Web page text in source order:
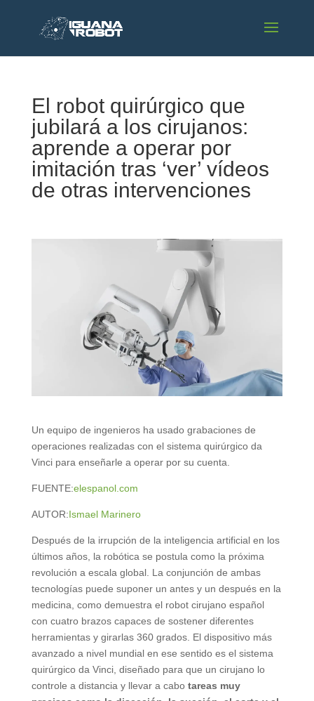
El robot quirúrgico que
jubilará a los cirujanos:
aprende a operar por
imitación tras ‘ver’ vídeos
de otras intervenciones
Un equipo de ingenieros ha usado grabaciones de
operaciones realizadas con el sistema quirúrgico da
Vinci para enseñarle a operar por su cuenta.
FUENTE:elespanol.com
AUTOR:Ismael Marinero
Después de la irrupción de la inteligencia artificial en los
últimos años, la robótica se postula como la próxima
revolución a escala global. La conjunción de ambas
tecnologías puede suponer un antes y un después en la
medicina, como demuestra el robot cirujano español
con cuatro brazos capaces de sostener diferentes
herramientas y girarlas 360 grados. El dispositivo más
avanzado a nivel mundial en ese sentido es el sistema
quirúrgico da Vinci, diseñado para que un cirujano lo
controle a distancia y llevar a cabo tareas muy